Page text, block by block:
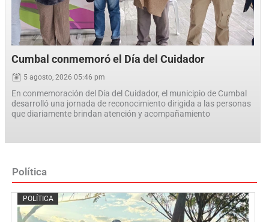
Cumbal conmemoró el Día del Cuidador
5 agosto, 2026 05:46 pm
En conmemoración del Día del Cuidador, el municipio de Cumbal
desarrolló una jornada de reconocimiento dirigida a las personas
que diariamente brindan atención y acompañamiento
Política
POLÍTICA
Posted
on